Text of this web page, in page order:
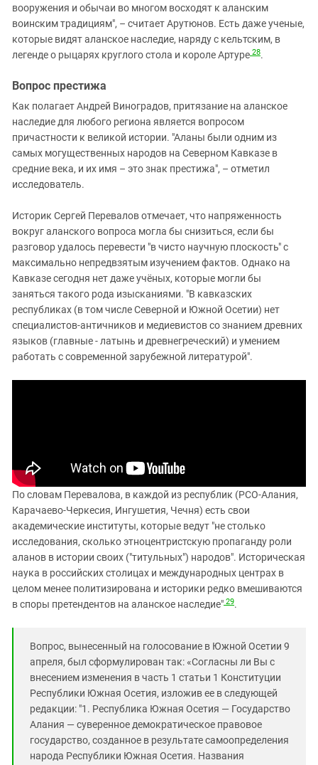
вооружения и обычаи во многом восходят к аланским
воинским традициям", – считает Арутюнов. Есть даже ученые,
которые видят аланское наследие, наряду с кельтским, в
легенде о рыцарях круглого стола и короле Артуре 28.
Вопрос престижа
Как полагает Андрей Виноградов, притязание на аланское
наследие для любого региона является вопросом
причастности к великой истории. "Аланы были одним из
самых могущественных народов на Северном Кавказе в
средние века, и их имя – это знак престижа", – отметил
исследователь.
Историк Сергей Перевалов отмечает, что напряженность
вокруг аланского вопроса могла бы снизиться, если бы
разговор удалось перевести "в чисто научную плоскость" с
максимально непредвзятым изучением фактов. Однако на
Кавказе сегодня нет даже учёных, которые могли бы
заняться такого рода изысканиями. "В кавказских
республиках (в том числе Северной и Южной Осетии) нет
специалистов-античников и медиевистов со знанием древних
языков (главные - латынь и древнегреческий) и умением
работать с современной зарубежной литературой".
По словам Перевалова, в каждой из республик (РСО-Алания,
Карачаево-Черкесия, Ингушетия, Чечня) есть свои
академические институты, которые ведут "не столько
исследования, сколько этноцентристскую пропаганду роли
аланов в истории своих ("титульных") народов". Историческая
наука в российских столицах и международных центрах в
целом менее политизирована и историки редко вмешиваются
в споры претендентов на аланское наследие" 29.
Вопрос, вынесенный на голосование в Южной Осетии 9
апреля, был сформулирован так: «Согласны ли Вы с
внесением изменения в часть 1 статьи 1 Конституции
Республики Южная Осетия, изложив ее в следующей
редакции: "1. Республика Южная Осетия — Государство
Алания — суверенное демократическое правовое
государство, созданное в результате самоопределения
народа Республики Южная Осетия. Названия